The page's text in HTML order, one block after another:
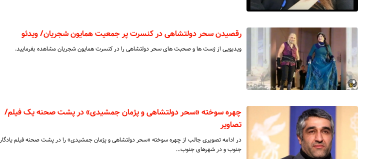
رقصیدن سحر دولتشاهی در کنسرت پر جمعیت همایون شجریان/ ویدئو
ویدیویی از ژست ها و صحبت های سحر دولتشاهی را در کنسرت همایون شجریان مشاهده بفرمایید.
چهره سوخته «سحر دولتشاهی و پژمان جمشیدی» در پشت صحنه یک فیلم/
تصاویر
در ادامه تصویری جالب از چهره سوخته «سحر دولتشاهی و پژمان جمشیدی» را در پشت صحنه فیلم یادگار
جنوب و در شهرهای جنوب…